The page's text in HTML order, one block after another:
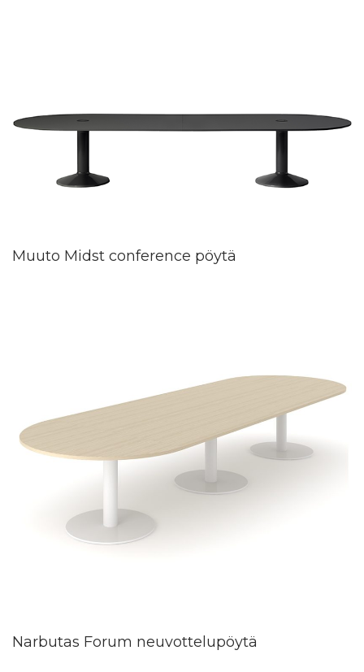
Muuto Midst conference pöytä
Narbutas Forum neuvottelupöytä